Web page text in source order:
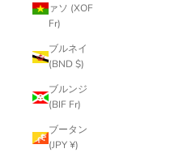
ァソ (XOF
Fr)
ブルネイ
(BND $)
ブルンジ
(BIF Fr)
ブータン
(JPY ¥)